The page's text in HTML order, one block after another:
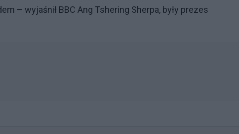
– wyjaśnił BBC Ang Tshering Sherpa, były prezes